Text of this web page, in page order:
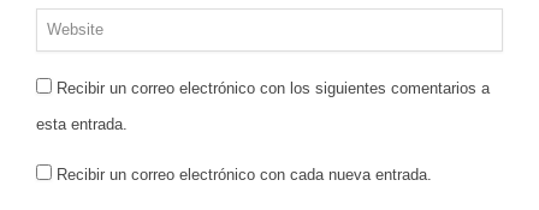
Recibir un correo electrónico con los siguientes comentarios a
esta entrada.
Recibir un correo electrónico con cada nueva entrada.